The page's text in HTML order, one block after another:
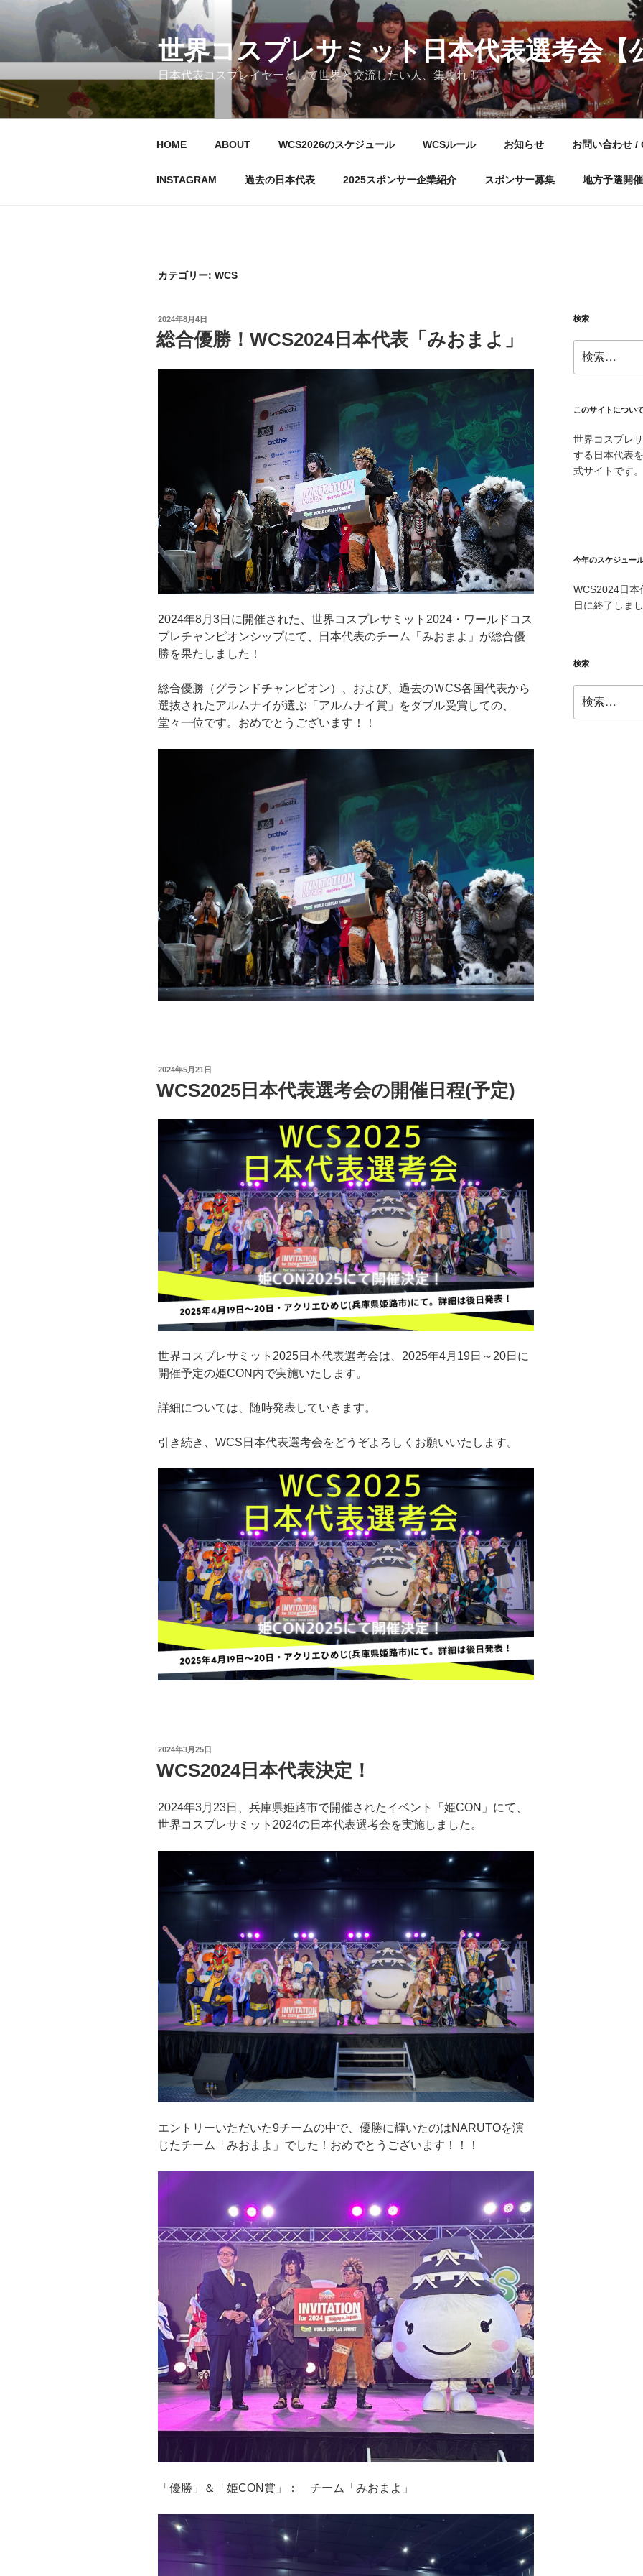
ン
ツ
へ
世界コスプレサミット日本代表選考会【
日本代表コスプレイヤーとして世界と交流したい人、集まれ！
HOME ABOUT WCS2026のスケジュール WCSルール お知らせ お問い合わせ /
INSTAGRAM 過去の日本代表 2025スポンサー企業紹介 スポンサー募集 地方予選開
カテゴリー: WCS
投
稿
日:
2024年8月4日
総合優勝！WCS2024日本代表「みおまよ」
2024年8月3日に開催された、世界コスプレサミット2024・ワールドコス
プレチャンピオンシップにて、日本代表のチーム「みおまよ」が総合優
勝を果たしました！
総合優勝（グランドチャンピオン）、および、過去のＷCS各国代表から
選抜されたアルムナイが選ぶ「アルムナイ賞」をダブル受賞しての、
堂々一位です。おめでとうございます！！
投
日:
2024年5月21日
WCS2025日本代表選考会の開催日程(予定)
世界コスプレサミット2025日本代表選考会は、2025年4月19日～20日に
開催予定の姫CON内で実施いたします。
詳細については、随時発表していきます。
引き続き、WCS日本代表選考会をどうぞよろしくお願いいたします。
投
日:
2024年3月25日
WCS2024日本代表決定！
2024年3月23日、兵庫県姫路市で開催されたイベント「姫CON」にて、
世界コスプレサミット2024の日本代表選考会を実施しました。
エントリーいただいた9チームの中で、優勝に輝いたのはNARUTOを演
じたチーム「みおまよ」でした！おめでとうございます！！！
「優勝」＆「姫CON賞」： チーム「みおまよ」
検索
索:
このサイトについ
世界コスプレ
する日本代表
式サイトです。
今年のスケジュー
WCS2024日本
日に終了しま
検索
索: